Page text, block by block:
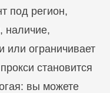
под регион,
наличие,
или ограничивает
становится
вы можете